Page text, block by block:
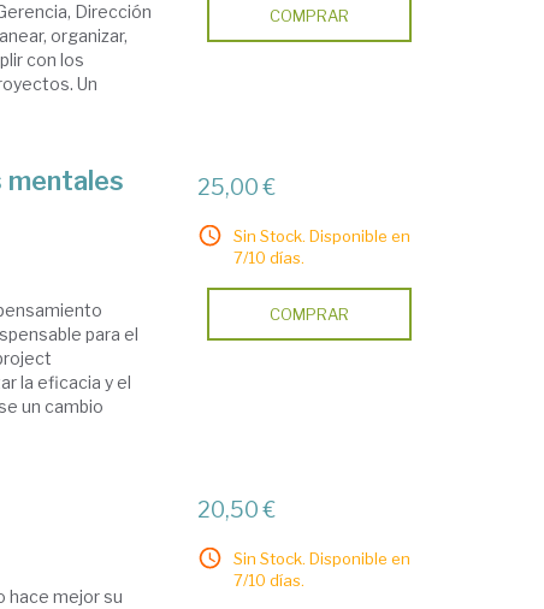
Dirección
organizar,
con los
Un
COMPRAR
mentales
para el
la eficacia y el
un cambio
25,00 €
Sin Stock. Disponible en
7/10 días.
COMPRAR
hace mejor su
20,50 €
Sin Stock. Disponible en
7/10 días.